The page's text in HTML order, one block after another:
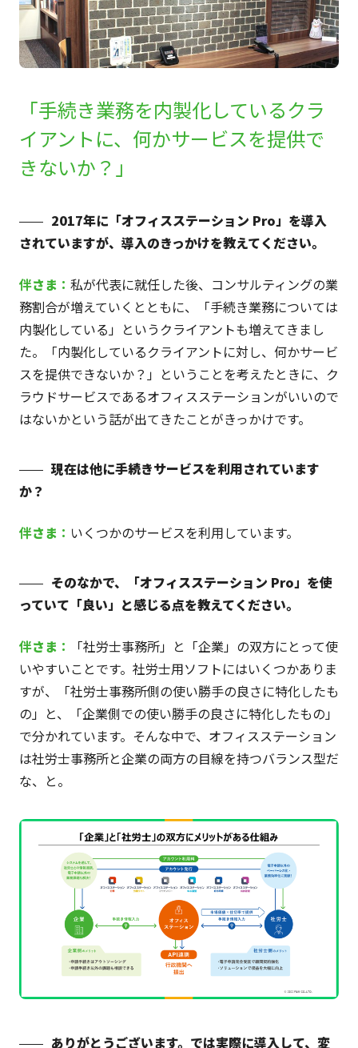
「手続き業務を内製化しているクラ
イアントに、何かサービスを提供で
きないか？」
2017年に「オフィスステーション Pro」を導入
されていますが、導入のきっかけを教えてください。
伴さま ： 私が代表に就任した後、コンサルティングの業
務割合が増えていくとともに、「手続き業務については
内製化している」というクライアントも増えてきまし
た。「内製化しているクライアントに対し、何かサービ
スを提供できないか？」ということを考えたときに、ク
ラウドサービスであるオフィスステーションがいいので
はないかという話が出てきたことがきっかけです。
現在は他に手続きサービスを利用されています
か？
伴さま ： いくつかのサービスを利用しています。
そのなかで、「オフィスステーション Pro」を使
っていて「良い」と感じる点を教えてください。
伴さま ：
「社労士事務所」と「企業」の双方にとって使
いやすいことです。社労士用ソフトにはいくつかありま
すが、「社労士事務所側の使い勝手の良さに特化したも
の」と、「企業側での使い勝手の良さに特化したもの」
で分かれています。そんな中で、オフィスステーション
は社労士事務所と企業の両方の目線を持つバランス型だ
な、と。
ありがとうございます。では実際に導入して、変